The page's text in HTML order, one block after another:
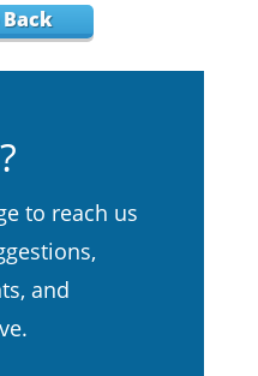
ጋሻዬ ነው ልበ
ይስላል፥ ቀስቱን
አደረገ።
Back
to reach us
and